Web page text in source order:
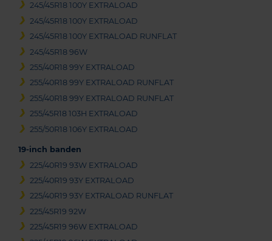
245/45R18 100Y EXTRALOAD
245/45R18 100Y EXTRALOAD
245/45R18 100Y EXTRALOAD RUNFLAT
245/45R18 96W
255/40R18 99Y EXTRALOAD
255/40R18 99Y EXTRALOAD RUNFLAT
255/40R18 99Y EXTRALOAD RUNFLAT
255/45R18 103H EXTRALOAD
255/50R18 106Y EXTRALOAD
19-inch banden
225/40R19 93W EXTRALOAD
225/40R19 93Y EXTRALOAD
225/40R19 93Y EXTRALOAD RUNFLAT
225/45R19 92W
225/45R19 96W EXTRALOAD